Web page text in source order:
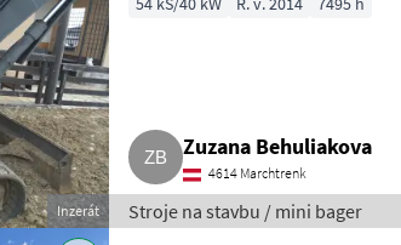
Inzerát
Zuzana Behuliakova
4614 Marchtrenk
Stroje na stavbu / mini bager